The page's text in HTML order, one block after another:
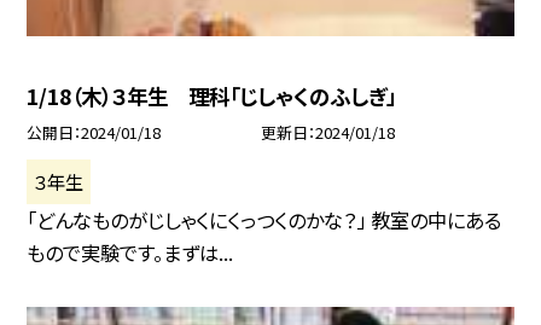
1/18（木）３年生 理科「じしゃくのふしぎ」
公開日 2024/01/18 更新日 2024/01/18
３年生
「どんなものがじしゃくにくっつくのかな？」 教室の中にある
もので実験です。まずは...